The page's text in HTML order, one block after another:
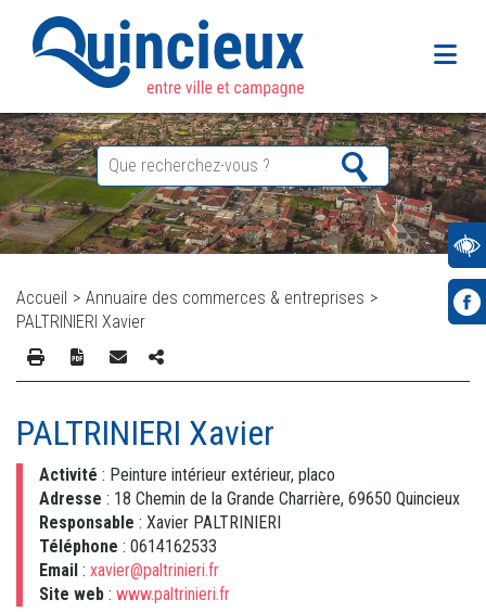
Accueil > Annuaire des commerces & entreprises >
PALTRINIERI Xavier
PALTRINIERI Xavier
Activité : Peinture intérieur extérieur, placo
Adresse : 18 Chemin de la Grande Charrière, 69650 Quincieux
Responsable : Xavier PALTRINIERI
Téléphone : 0614162533
Email : xavier@paltrinieri.fr
Site web : www.paltrinieri.fr